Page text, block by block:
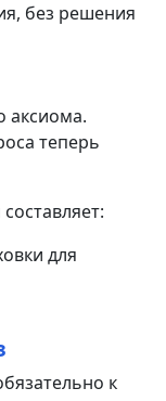
без решения
аксиома.
теперь
составляет:
для
к